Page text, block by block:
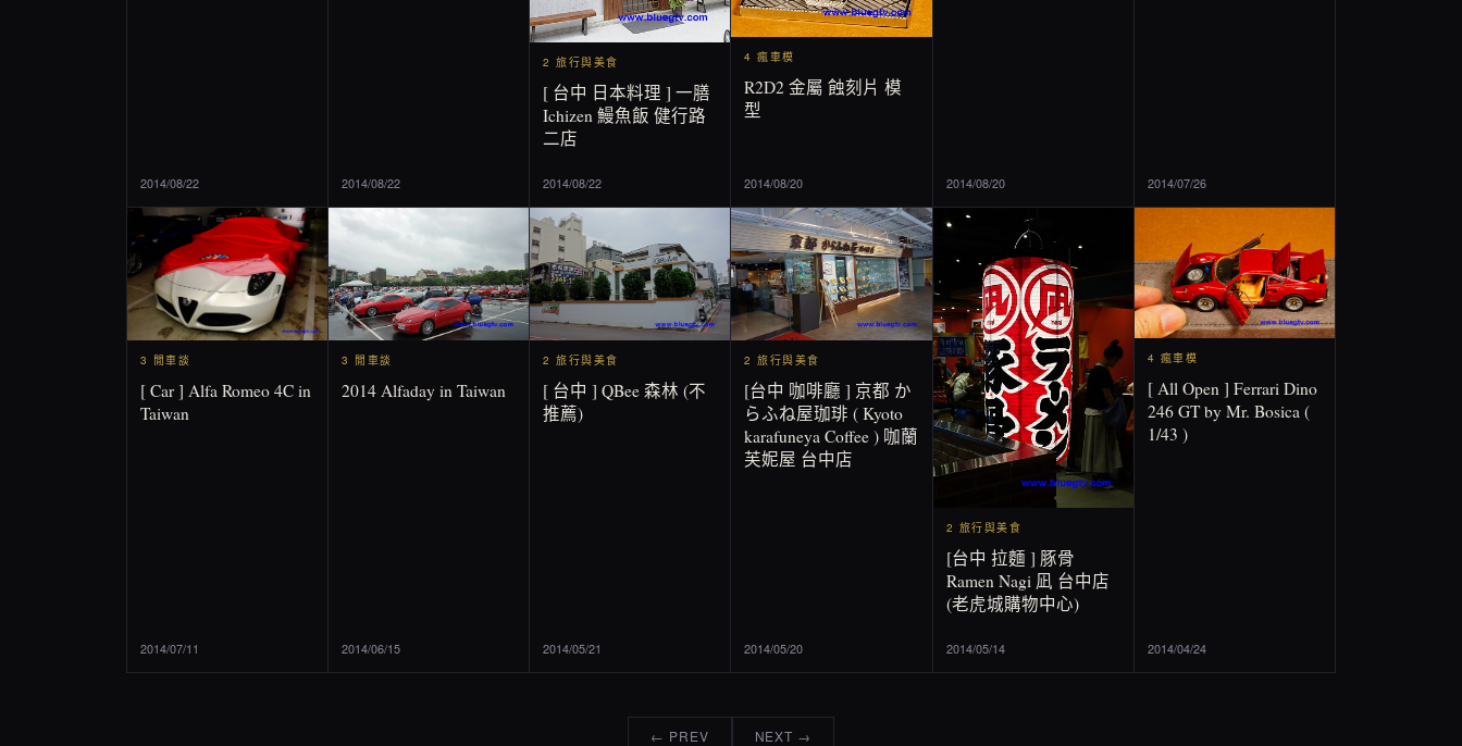
2014/08/22 2014/08/22
2 旅行與美食
[ 台中 日本料理 ] 一膳
Ichizen 鰻魚飯 健行路
二店
2014/08/22
4 瘋車模
R2D2 金屬 蝕刻片 模
型
2014/08/20 2014/08/20 2014/07/26
3 閒車談
[ Car ] Alfa Romeo 4C in
Taiwan
2014/07/11
3 閒車談
2014 Alfaday in Taiwan
2014/06/15
2 旅行與美食
[ 台中 ] QBee 森林 (不
推薦)
2014/05/21
2 旅行與美食
[台中 咖啡廳 ] 京都 か
らふね屋珈琲 ( Kyoto
karafuneya Coffee ) 咖蘭
芙妮屋 台中店
2014/05/20
2 旅行與美食
[台中 拉麵 ] 豚骨
Ramen Nagi 凪 台中店
(老虎城購物中心)
2014/05/14
4 瘋車模
[ All Open ] Ferrari Dino
246 GT by Mr. Bosica (
1/43 )
2014/04/24
← PREV NEXT →